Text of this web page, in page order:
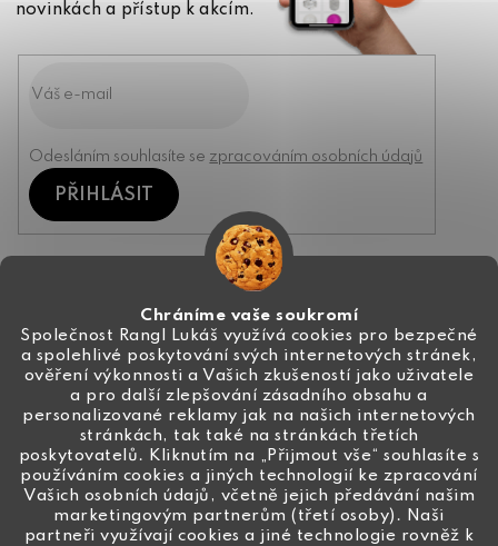
Chráníme vaše soukromí
Společnost Rangl Lukáš využívá cookies pro bezpečné
a spolehlivé poskytování svých internetových stránek,
ověření výkonnosti a Vašich zkušeností jako uživatele
a pro další zlepšování zásadního obsahu a
personalizované reklamy jak na našich internetových
stránkách, tak také na stránkách třetích
poskytovatelů. Kliknutím na „Přijmout vše“ souhlasíte s
používáním cookies a jiných technologií ke zpracování
Vašich osobních údajů, včetně jejich předávání našim
marketingovým partnerům (třetí osoby). Naši
partneři využívají cookies a jiné technologie rovněž k
novinkách a přístup k akcím.
Odesláním souhlasíte se zpracováním osobních údajů
PŘIHLÁSIT
info@ceske-koralky.cz
+420 774 444 191